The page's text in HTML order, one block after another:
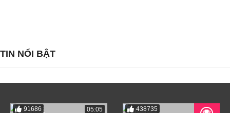
TIN NỔI BẬT
91686 05:05 438735 05:05